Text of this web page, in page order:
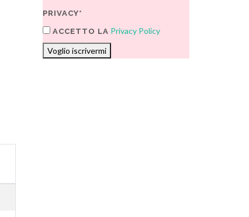
PRIVACY*
ACCETTO LA Privacy Policy
Voglio iscrivermi